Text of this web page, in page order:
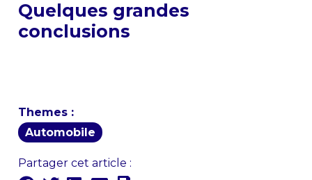
Quelques grandes
conclusions
Themes :
Automobile
Partager cet article :